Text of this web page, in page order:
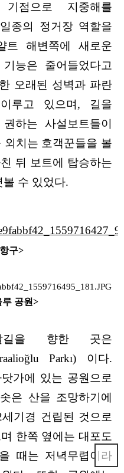
점으로 지중해를
종의 정거장 역할을
트 해변쪽에 새로운
능은 줄어들었다고
오래된 성벽과 파란
루고 있으며, 길을
하는 사설보트들이
외치는 호객꾼들을 볼
뒤 보트에 탑승하는
수 있었다.
구>
공원>
길을 향한 곳은
Parkı) 이다.
가에 있는 공원으로
은 산을 조망하기에
기경 건립된 것으로
한쪽 옆에는 대포도
때는 저녁무렵이라